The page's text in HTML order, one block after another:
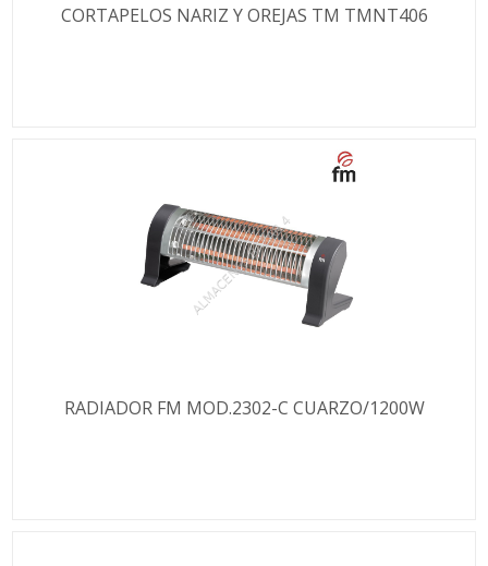
CORTAPELOS NARIZ Y OREJAS TM TMNT406
RADIADOR FM MOD.2302-C CUARZO/1200W